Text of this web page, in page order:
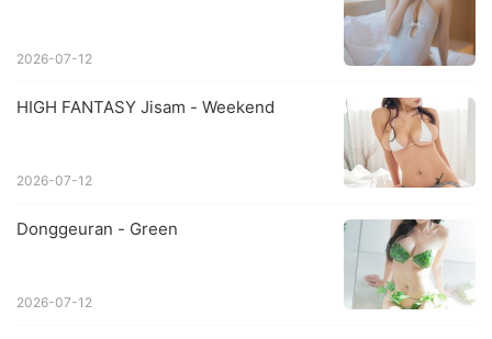
2026-07-12
HIGH FANTASY Jisam - Weekend
2026-07-12
Donggeuran - Green
2026-07-12